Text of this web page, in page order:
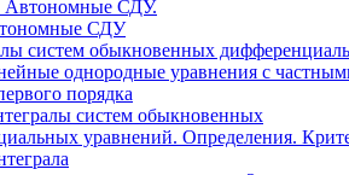
Автономные СДУ.
СДУ
систем обыкновенных
однородные уравнения с
порядка
систем обыкновенных
уравнений. Определения.